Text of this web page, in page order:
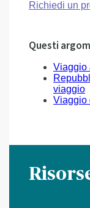
Richiedi un
Questi
Viaggio
viaggio
Viaggio